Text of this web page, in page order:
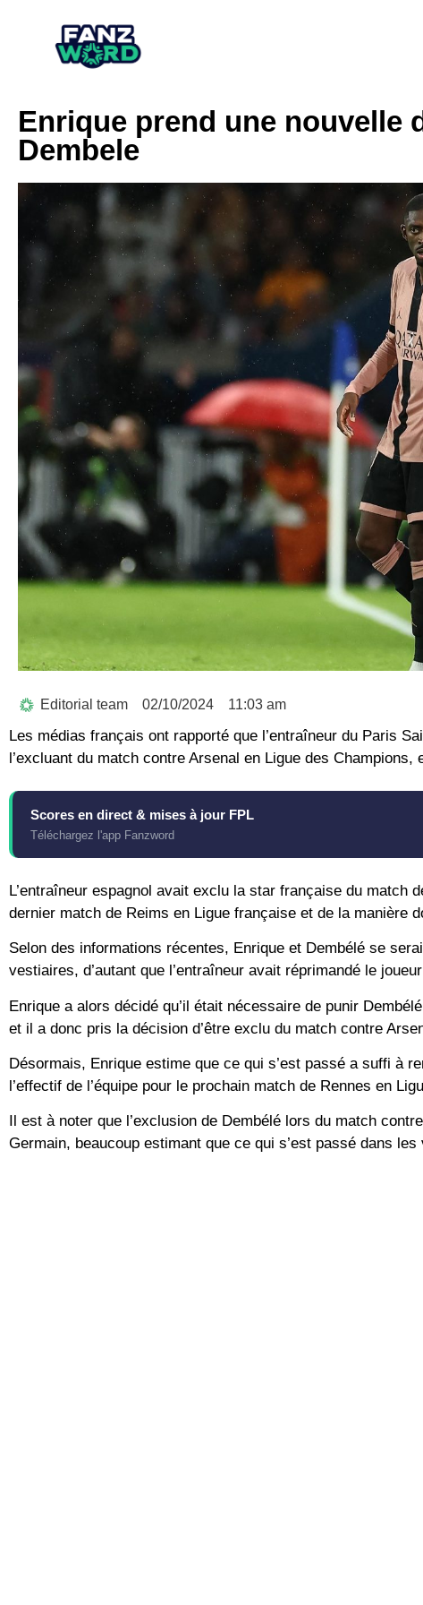
Enrique prend une nouvelle
Dembele
Editorial team 02/10/2024 11:03 am
Les médias français ont rapporté que l’entraîneur du Paris
l’excluant du match contre Arsenal en Ligue des Champions,
Scores en direct & mises à jour FPL
Téléchargez l'app Fanzword
L’entraîneur espagnol avait exclu la star française du match
dernier match de Reims en Ligue française et de la manière
Selon des informations récentes, Enrique et Dembélé se
vestiaires, d’autant que l’entraîneur avait réprimandé le
Enrique a alors décidé qu’il était nécessaire de punir
et il a donc pris la décision d’être exclu du match contre
Désormais, Enrique estime que ce qui s’est passé a suffi à
l’effectif de l’équipe pour le prochain match de Rennes en
Il est à noter que l’exclusion de Dembélé lors du match
Germain, beaucoup estimant que ce qui s’est passé dans